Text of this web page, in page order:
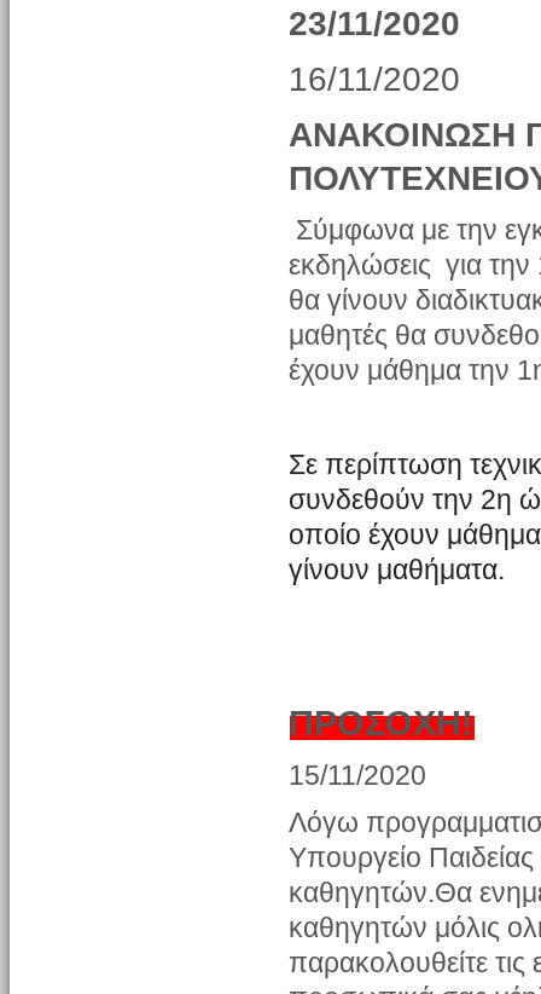
23/11/2020
16/11/2020
ΑΝΑΚΟΙΝΩΣΗ
Σύμφωνα με την
εκδηλώσεις για
θα γίνουν
μαθητές θα
έχουν μάθημα την
Σε περίπτωση
συνδεθούν την 2η
οποίο έχουν
γίνουν μαθήματα.
ΠΡΟΣΟΧΗ!
15/11/2020
Λόγω
Υπουργείο
καθηγητών.Θα
καθηγητών μόλις
παρακολουθείτε τις